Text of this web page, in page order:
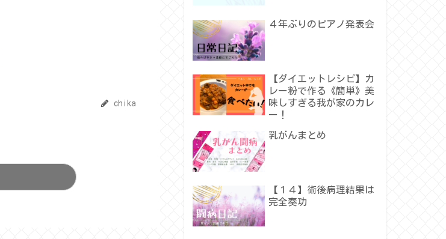
chika
４年ぶりのピアノ発表会
【ダイエットレシピ】カ
レー粉で作る《簡単》美
味しすぎる我が家のカレ
ー！
乳がんまとめ
【１４】術後病理結果は
完全奏功